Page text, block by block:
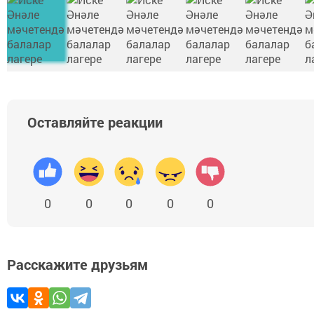
Оставляйте реакции
0 0 0 0 0
Расскажите друзьям